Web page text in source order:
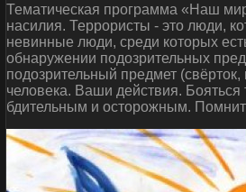
Тематическая программа «Наш
насилия. Террористы - это люди,
невинные люди, среди которых
обнаружении подозрительных
подозрительный предмет
человека. Ваши действия.
бдительным и осторожным.